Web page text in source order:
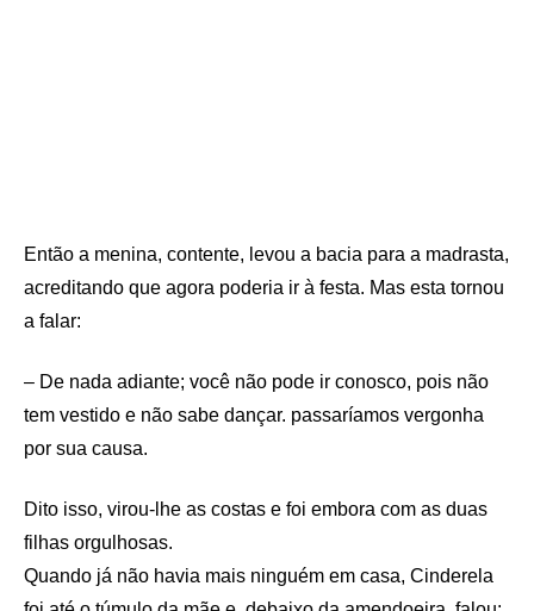
Então a menina, contente, levou a bacia para a madrasta,
acreditando que agora poderia ir à festa. Mas esta tornou
a falar:
– De nada adiante; você não pode ir conosco, pois não
tem vestido e não sabe dançar. passaríamos vergonha
por sua causa.
Dito isso, virou-lhe as costas e foi embora com as duas
filhas orgulhosas.
Quando já não havia mais ninguém em casa, Cinderela